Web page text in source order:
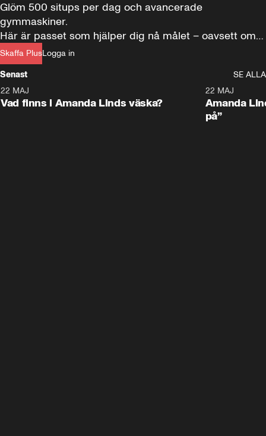
Skaffa PlusLogga in
Glöm 500 situps per dag och avancerade
gymmaskiner.
Här är passet som hjälper dig nå målet – oavsett om
det är ett slimmat mittparti, minskad ryggvärk eller
mer funktionell styrka.
Allt som krävs är 15 minuter och lite golvyta!
Senast
SE ALLA
Plus
22 MAJ
Vad finns i Amanda Linds väska?
Plus
22 MAJ
Amanda
på”